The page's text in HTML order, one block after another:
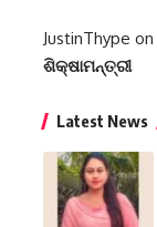
JustinThype on
ଶିକ୍ଷାମନ୍ତ୍ରୀ
Latest News